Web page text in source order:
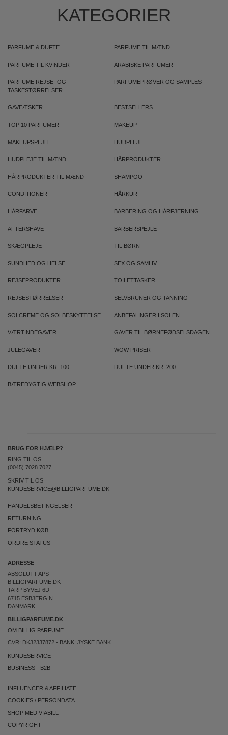
KATEGORIER
PARFUME & DUFTE PARFUME TIL MÆND
PARFUME TIL KVINDER ARABISKE PARFUMER
PARFUME REJSE- OG
TASKESTØRRELSER
PARFUMEPRØVER OG SAMPLES
GAVEÆSKER BESTSELLERS
TOP 10 PARFUMER MAKEUP
MAKEUPSPEJLE HUDPLEJE
HUDPLEJE TIL MÆND HÅRPRODUKTER
HÅRPRODUKTER TIL MÆND SHAMPOO
CONDITIONER HÅRKUR
HÅRFARVE BARBERING OG HÅRFJERNING
AFTERSHAVE BARBERSPEJLE
SKÆGPLEJE TIL BØRN
SUNDHED OG HELSE SEX OG SAMLIV
REJSEPRODUKTER TOILETTASKER
REJSESTØRRELSER SELVBRUNER OG TANNING
SOLCREME OG SOLBESKYTTELSE ANBEFALINGER I SOLEN
VÆRTINDEGAVER GAVER TIL BØRNEFØDSELSDAGEN
JULEGAVER WOW PRISER
DUFTE UNDER KR. 100 DUFTE UNDER KR. 200
BÆREDYGTIG WEBSHOP
BRUG FOR HJÆLP?
RING TIL OS
(0045) 7028 7027
SKRIV TIL OS
KUNDESERVICE@BILLIGPARFUME.DK
HANDELSBETINGELSER
RETURNING
FORTRYD KØB
ORDRE STATUS
ADRESSE
ABSOLUTT APS
BILLIGPARFUME.DK
TARP BYVEJ 6D
6715 ESBJERG N
DANMARK
BILLIGPARFUME.DK
OM BILLIG PARFUME
CVR: DK32337872 - BANK: JYSKE BANK
KUNDESERVICE
BUSINESS - B2B
INFLUENCER & AFFILIATE
COOKIES / PERSONDATA
SHOP MED VIABILL
COPYRIGHT